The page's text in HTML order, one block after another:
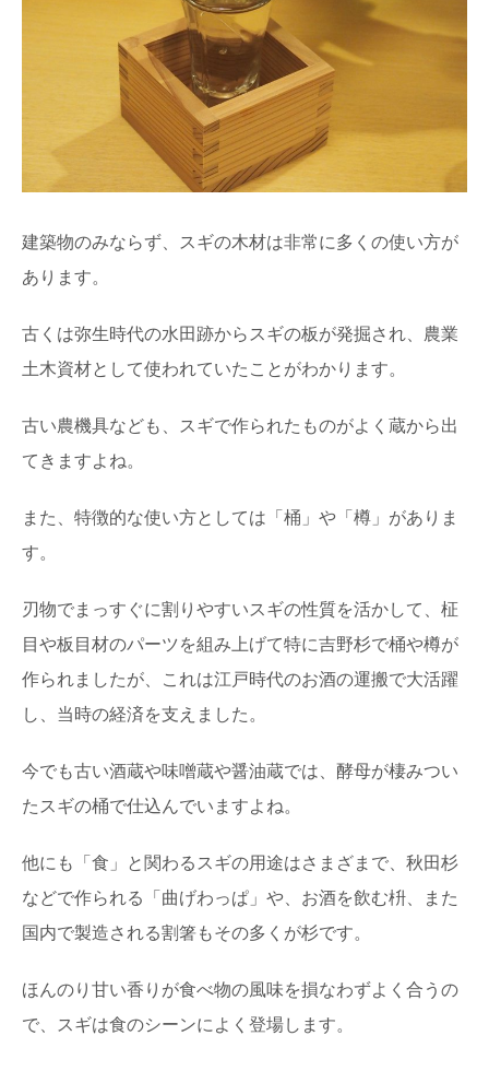
建築物のみならず、スギの木材は非常に多くの使い方が
あります。
古くは弥生時代の水田跡からスギの板が発掘され、農業
土木資材として使われていたことがわかります。
古い農機具なども、スギで作られたものがよく蔵から出
てきますよね。
また、特徴的な使い方としては「桶」や「樽」がありま
す。
刃物でまっすぐに割りやすいスギの性質を活かして、柾
目や板目材のパーツを組み上げて特に吉野杉で桶や樽が
作られましたが、これは江戸時代のお酒の運搬で大活躍
し、当時の経済を支えました。
今でも古い酒蔵や味噌蔵や醤油蔵では、酵母が棲みつい
たスギの桶で仕込んでいますよね。
他にも「食」と関わるスギの用途はさまざまで、秋田杉
などで作られる「曲げわっぱ」や、お酒を飲む枡、また
国内で製造される割箸もその多くが杉です。
ほんのり甘い香りが食べ物の風味を損なわずよく合うの
で、スギは食のシーンによく登場します。